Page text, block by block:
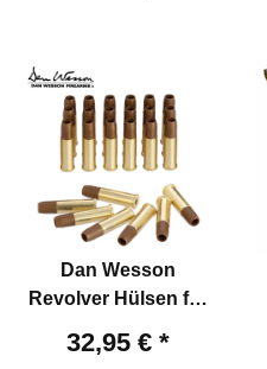
Dan Wesson
Revolver Hülsen für
6 mm BB - 25 Stück
32,95 € *